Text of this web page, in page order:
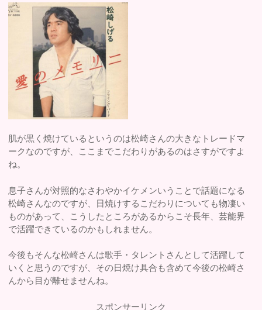
肌が黒く焼けているというのは松崎さんの大きなトレードマ
ークなのですが、ここまでこだわりがあるのはさすがですよ
ね。
息子さんが対照的なさわやかイケメンいうことで話題になる
松崎さんなのですが、日焼けするこだわりについても物凄い
ものがあって、こうしたところがあるからこそ長年、芸能界
で活躍できているのかもしれません。
今後もそんな松崎さんは歌手・タレントさんとして活躍して
いくと思うのですが、その日焼け具合も含めて今後の松崎さ
んから目が離せませんね。
スポンサーリンク